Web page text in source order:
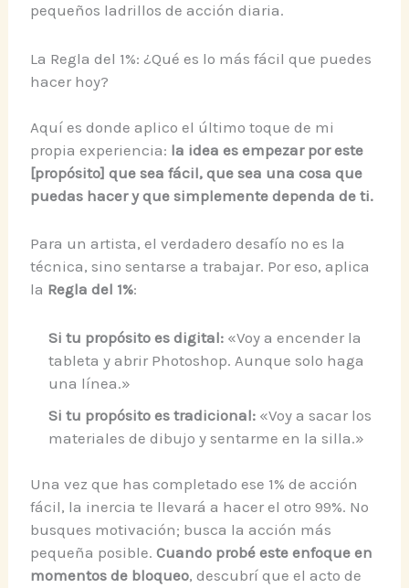
pequeños ladrillos de acción diaria.
La Regla del 1%: ¿Qué es lo más fácil que puedes
hacer hoy?
Aquí es donde aplico el último toque de mi
propia experiencia: la idea es empezar por este
[propósito] que sea fácil, que sea una cosa que
puedas hacer y que simplemente dependa de ti.
Para un artista, el verdadero desafío no es la
técnica, sino sentarse a trabajar. Por eso, aplica
la Regla del 1%:
Si tu propósito es digital: «Voy a encender la
tableta y abrir Photoshop. Aunque solo haga
una línea.»
Si tu propósito es tradicional: «Voy a sacar los
materiales de dibujo y sentarme en la silla.»
Una vez que has completado ese 1% de acción
fácil, la inercia te llevará a hacer el otro 99%. No
busques motivación; busca la acción más
pequeña posible.Cuando probé este enfoque en
momentos de bloqueo, descubrí que el acto de